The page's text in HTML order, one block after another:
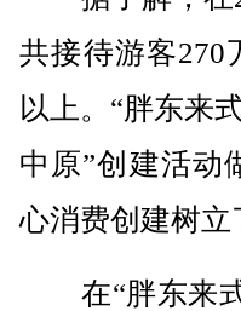
共接待游客270
以上。“胖东来
中原”创建活动
心消费创建树立
在“胖东来式